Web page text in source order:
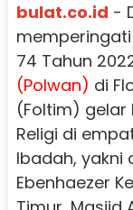
bulat.co.id -
memperingati
74 Tahun
(Polwan) di
(Foltim) gelar
Religi di
Ibadah, yakni
Ebenhaezer